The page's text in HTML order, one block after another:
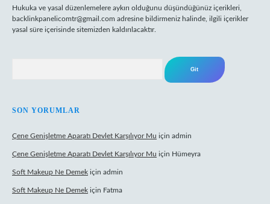
Hukuka ve yasal düzenlemelere aykırı olduğunu düşündüğünüz içerikleri,
backlinkpanelicomtr@gmail.com adresine bildirmeniz halinde, ilgili içerikler
yasal süre içerisinde sitemizden kaldırılacaktır.
SON YORUMLAR
Çene Genişletme Aparatı Devlet Karşılıyor Mu için admin
Çene Genişletme Aparatı Devlet Karşılıyor Mu için Hümeyra
Soft Makeup Ne Demek için admin
Soft Makeup Ne Demek için Fatma